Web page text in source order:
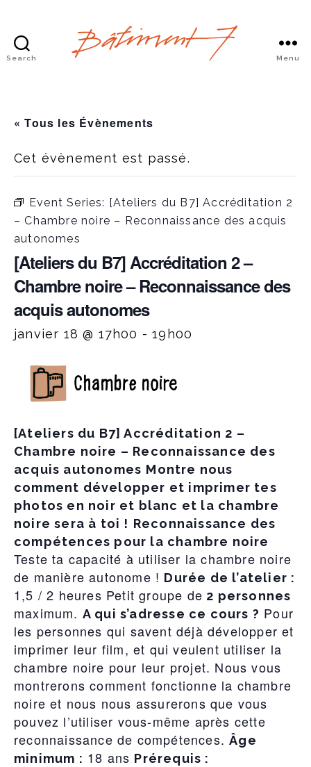
Search Menu
« Tous les Évènements
Cet évènement est passé.
Event Series: [Ateliers du B7] Accréditation 2
– Chambre noire – Reconnaissance des acquis
autonomes
[Ateliers du B7] Accréditation 2 –
Chambre noire – Reconnaissance des
acquis autonomes
janvier 18 @ 17h00 -19h00
[Ateliers du B7] Accréditation 2 –
Chambre noire – Reconnaissance des
acquis autonomes Montre nous
comment développer et imprimer tes
photos en noir et blanc et la chambre
noire sera à toi ! Reconnaissance des
compétences pour la chambre noire
Teste ta capacité à utiliser la chambre noire
de manière autonome ! Durée de l’atelier :
1,5 / 2 heures Petit groupe de 2 personnes
maximum. A qui s’adresse ce cours ? Pour
les personnes qui savent déjà développer et
imprimer leur film, et qui veulent utiliser la
chambre noire pour leur projet. Nous vous
montrerons comment fonctionne la chambre
noire et nous nous assurerons que vous
pouvez l’utiliser vous-même après cette
reconnaissance de compétences.Âge
minimum : 18 ans Prérequis :